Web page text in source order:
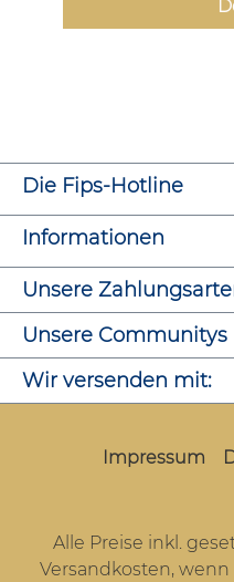
Die Fips-Hotline
Informationen
Unsere
Unsere Communitys
Wir versenden mit:
Impressum
Alle Preise inkl.
Versandkosten,